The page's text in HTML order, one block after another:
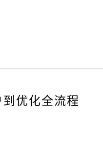
优化全流程